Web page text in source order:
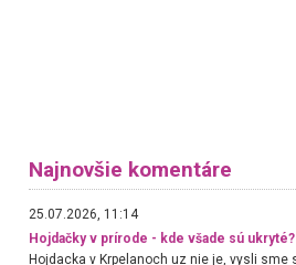
Najnovšie komentáre
25.07.2026, 11:14
Hojdačky v prírode - kde všade sú ukryté?